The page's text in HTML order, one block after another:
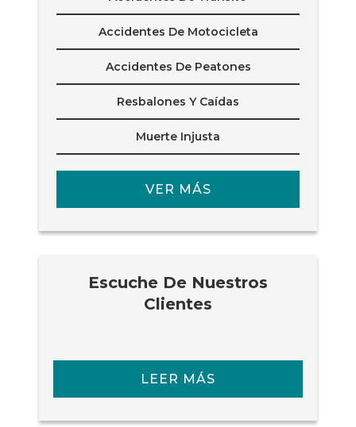
Accidentes De Motocicleta
Accidentes De Peatones
Resbalones Y Caídas
Muerte Injusta
VER MÁS
Escuche De Nuestros
Clientes
LEER MÁS